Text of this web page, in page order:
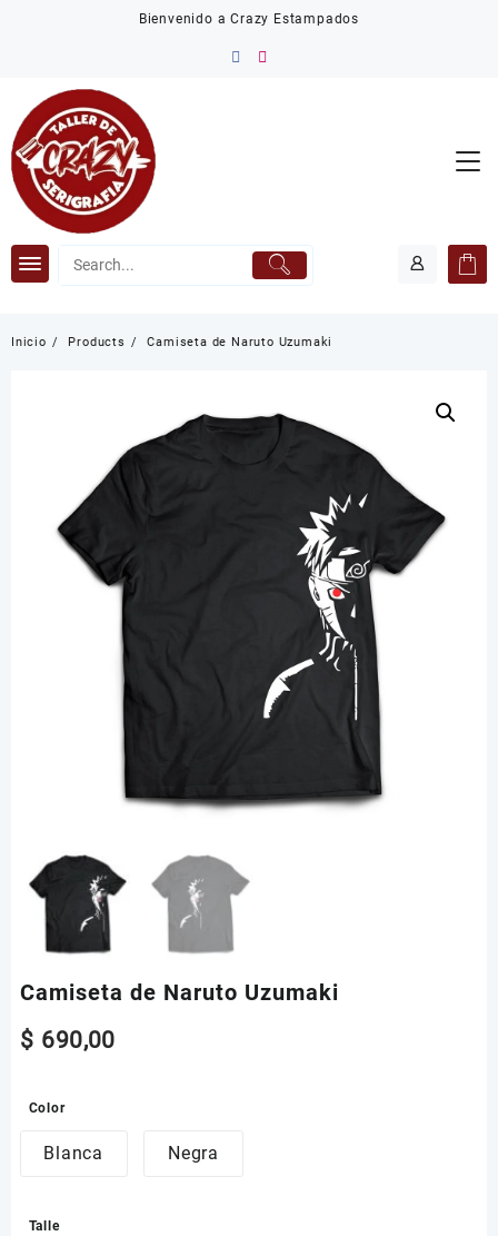
Bienvenido a Crazy Estampados
Inicio Products Camiseta de Naruto Uzumaki
Camiseta de Naruto Uzumaki
$690,00
Color
Blanca Negra
Talle